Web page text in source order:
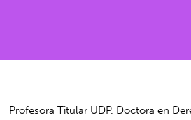
Profesora Titular UDP. Doctora en